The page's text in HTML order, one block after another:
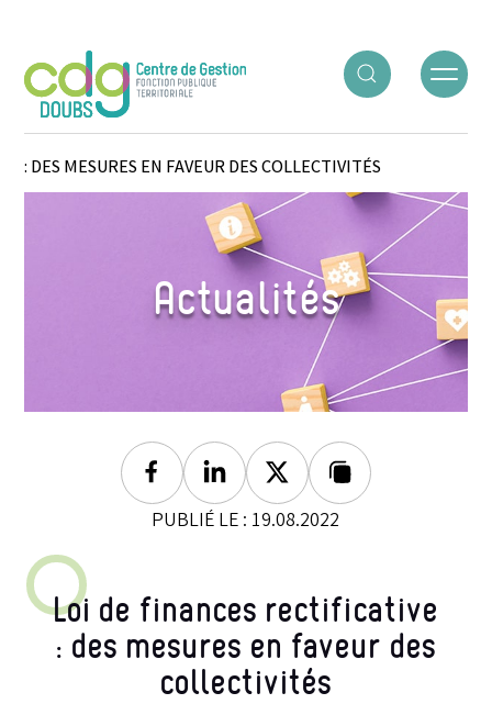
ACCUEIL○ACTUALITÉS○LOI DE FINANCES RECTIFICATIVE
: DES MESURES EN FAVEUR DES COLLECTIVITÉS
Actualités
FacebookLinkedinTwitterLien copié
PUBLIÉ LE : 19.08.2022
Loi de finances rectificative
: des mesures en faveur des
collectivités